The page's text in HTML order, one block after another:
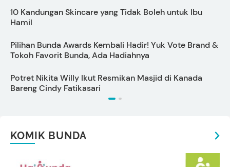
10 Kandungan Skincare yang Tidak Boleh untuk Ibu
Hamil
Pilihan Bunda Awards Kembali Hadir! Yuk Vote Brand &
Tokoh Favorit Bunda, Ada Hadiahnya
Potret Nikita Willy Ikut Resmikan Masjid di Kanada
Bareng Cindy Fatikasari
KOMIK BUNDA